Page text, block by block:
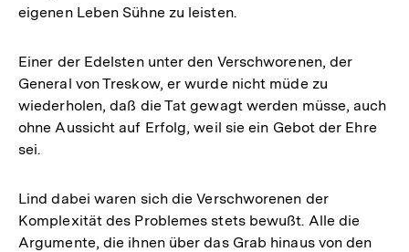
eigenen Leben Sühne zu leisten.
Einer der Edelsten unter den Verschworenen, der
General von Treskow, er wurde nicht müde zu
wiederholen, daß die Tat gewagt werden müsse, auch
ohne Aussicht auf Erfolg, weil sie ein Gebot der Ehre
sei.
Lind dabei waren sich die Verschworenen der
Komplexität des Problemes stets bewußt. Alle die
Argumente, die ihnen über das Grab hinaus von den